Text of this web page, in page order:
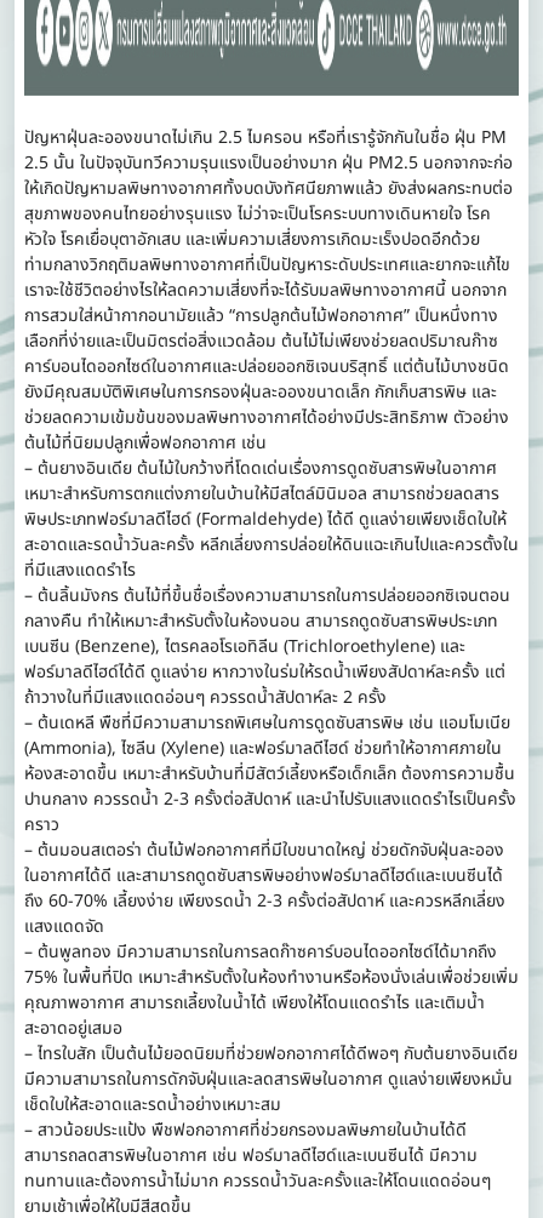
ปัญหาฝุ่นละอองขนาดไม่เกิน 2.5 ไมครอน หรือที่เรารู้จักกันในชื่อ ฝุ่น PM
2.5 นั้น ในปัจจุบันทวีความรุนแรงเป็นอย่างมาก ฝุ่น PM2.5 นอกจากจะก่อ
ให้เกิดปัญหามลพิษทางอากาศทั้งบดบังทัศนียภาพแล้ว ยังส่งผลกระทบต่อ
สุขภาพของคนไทยอย่างรุนแรง ไม่ว่าจะเป็นโรคระบบทางเดินหายใจ โรค
หัวใจ โรคเยื่อบุตาอักเสบ และเพิ่มความเสี่ยงการเกิดมะเร็งปอดอีกด้วย
ท่ามกลางวิกฤติมลพิษทางอากาศที่เป็นปัญหาระดับประเทศและยากจะแก้ไข
เราจะใช้ชีวิตอย่างไรให้ลดความเสี่ยงที่จะได้รับมลพิษทางอากาศนี้ นอกจาก
การสวมใส่หน้ากากอนามัยแล้ว “การปลูกต้นไม้ฟอกอากาศ” เป็นหนึ่งทาง
เลือกที่ง่ายและเป็นมิตรต่อสิ่งแวดล้อม ต้นไม้ไม่เพียงช่วยลดปริมาณก๊าซ
คาร์บอนไดออกไซด์ในอากาศและปล่อยออกซิเจนบริสุทธิ์ แต่ต้นไม้บางชนิด
ยังมีคุณสมบัติพิเศษในการกรองฝุ่นละอองขนาดเล็ก กักเก็บสารพิษ และ
ช่วยลดความเข้มข้นของมลพิษทางอากาศได้อย่างมีประสิทธิภาพ ตัวอย่าง
ต้นไม้ที่นิยมปลูกเพื่อฟอกอากาศ เช่น
– ต้นยางอินเดีย ต้นไม้ใบกว้างที่โดดเด่นเรื่องการดูดซับสารพิษในอากาศ
เหมาะสำหรับการตกแต่งภายในบ้านให้มีสไตล์มินิมอล สามารถช่วยลดสาร
พิษประเภทฟอร์มาลดีไฮด์ (Formaldehyde) ได้ดี ดูแลง่ายเพียงเช็ดใบให้
สะอาดและรดน้ำวันละครั้ง หลีกเลี่ยงการปล่อยให้ดินแฉะเกินไปและควรตั้งใน
ที่มีแสงแดดรำไร
– ต้นลิ้นมังกร ต้นไม้ที่ขึ้นชื่อเรื่องความสามารถในการปล่อยออกซิเจนตอน
กลางคืน ทำให้เหมาะสำหรับตั้งในห้องนอน สามารถดูดซับสารพิษประเภท
เบนซีน (Benzene), ไตรคลอโรเอทิลีน (Trichloroethylene) และ
ฟอร์มาลดีไฮด์ได้ดี ดูแลง่าย หากวางในร่มให้รดน้ำเพียงสัปดาห์ละครั้ง แต่
ถ้าวางในที่มีแสงแดดอ่อนๆ ควรรดน้ำสัปดาห์ละ 2 ครั้ง
– ต้นเดหลี พืชที่มีความสามารถพิเศษในการดูดซับสารพิษ เช่น แอมโมเนีย
(Ammonia), ไซลีน (Xylene) และฟอร์มาลดีไฮด์ ช่วยทำให้อากาศภายใน
ห้องสะอาดขึ้น เหมาะสำหรับบ้านที่มีสัตว์เลี้ยงหรือเด็กเล็ก ต้องการความชื้น
ปานกลาง ควรรดน้ำ 2-3 ครั้งต่อสัปดาห์ และนำไปรับแสงแดดรำไรเป็นครั้ง
คราว
– ต้นมอนสเตอร่า ต้นไม้ฟอกอากาศที่มีใบขนาดใหญ่ ช่วยดักจับฝุ่นละออง
ในอากาศได้ดี และสามารถดูดซับสารพิษอย่างฟอร์มาลดีไฮด์และเบนซีนได้
ถึง 60-70% เลี้ยงง่าย เพียงรดน้ำ 2-3 ครั้งต่อสัปดาห์ และควรหลีกเลี่ยง
แสงแดดจัด
– ต้นพูลทอง มีความสามารถในการลดก๊าซคาร์บอนไดออกไซด์ได้มากถึง
75% ในพื้นที่ปิด เหมาะสำหรับตั้งในห้องทำงานหรือห้องนั่งเล่นเพื่อช่วยเพิ่ม
คุณภาพอากาศ สามารถเลี้ยงในน้ำได้ เพียงให้โดนแดดรำไร และเติมน้ำ
สะอาดอยู่เสมอ
– ไทรใบสัก เป็นต้นไม้ยอดนิยมที่ช่วยฟอกอากาศได้ดีพอๆ กับต้นยางอินเดีย
มีความสามารถในการดักจับฝุ่นและลดสารพิษในอากาศ ดูแลง่ายเพียงหมั่น
เช็ดใบให้สะอาดและรดน้ำอย่างเหมาะสม
– สาวน้อยประแป้ง พืชฟอกอากาศที่ช่วยกรองมลพิษภายในบ้านได้ดี
สามารถลดสารพิษในอากาศ เช่น ฟอร์มาลดีไฮด์และเบนซีนได้ มีความ
ทนทานและต้องการน้ำไม่มาก ควรรดน้ำวันละครั้งและให้โดนแดดอ่อนๆ
ยามเช้าเพื่อให้ใบมีสีสดขึ้น